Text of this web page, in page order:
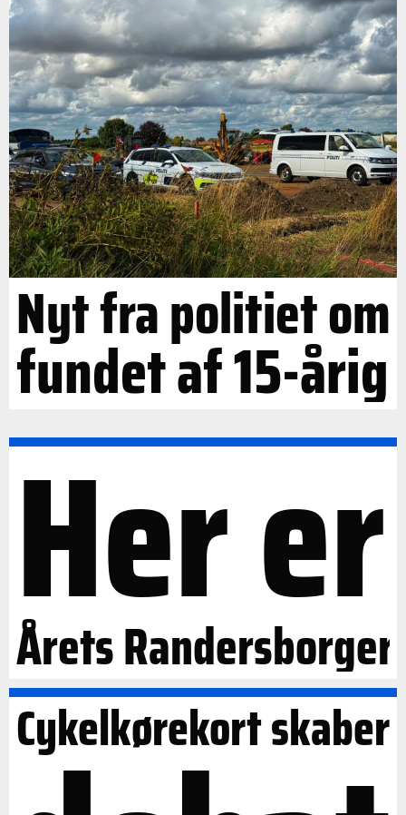
Nyt fra politiet om
fundet af 15-årig
Her er
Årets Randersborger
Cykelkørekort skaber